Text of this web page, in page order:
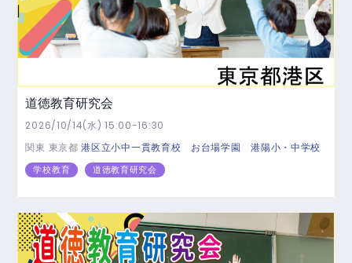
道徳教育研究会
2026/10/14(水) 15:00-16:30
関東 東京都港区立小中一貫教育校 お台場学園 港陽小・中学校
学校教育 道徳教育研究会